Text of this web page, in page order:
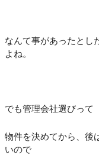
なんて事があったとし
よね。
でも管理会社選びって
物件を決めてから、後
いので